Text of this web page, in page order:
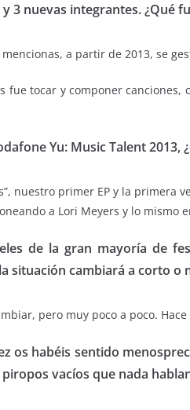
3 nuevas integrantes. ¿Qué
a partir de 2013, se
fue tocar y componer
Yu: Music Talent 2013,
nuestro primer EP y la primera
a Lori Meyers y lo mismo
de la gran mayoría de
situación cambiará a corto o
pero muy poco a poco.
os habéis sentido
vacíos que nada